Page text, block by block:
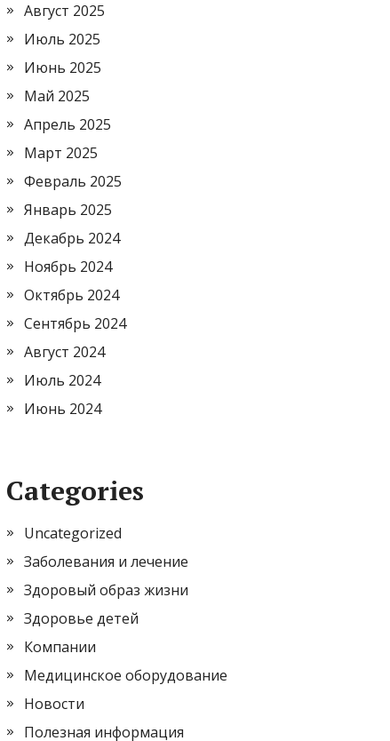
Август 2025
Июль 2025
Июнь 2025
Май 2025
Апрель 2025
Март 2025
Февраль 2025
Январь 2025
Декабрь 2024
Ноябрь 2024
Октябрь 2024
Сентябрь 2024
Август 2024
Июль 2024
Июнь 2024
Categories
Uncategorized
Заболевания и лечение
Здоровый образ жизни
Здоровье детей
Компании
Медицинское оборудование
Новости
Полезная информация